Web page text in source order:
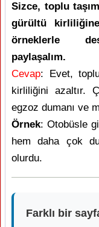
Sizce, toplu
gürültü kirliliğine
örneklerle
paylaşalım.
Cevap: Evet,
kirliliğini azaltır.
egzoz dumanı ve
Örnek: Otobüsle
hem daha çok
olurdu.
Farklı bir